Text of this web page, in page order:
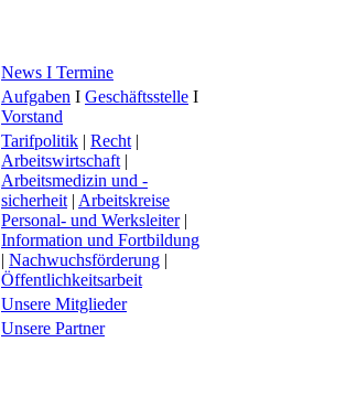
News I Termine
Aufgaben I Geschäftsstelle I
Vorstand
Tarifpolitik | Recht |
Arbeitswirtschaft |
Arbeitsmedizin und -
sicherheit | Arbeitskreise
Personal- und Werksleiter|
Information und Fortbildung
| Nachwuchsförderung |
Öffentlichkeitsarbeit
Unsere Mitglieder
Unsere Partner